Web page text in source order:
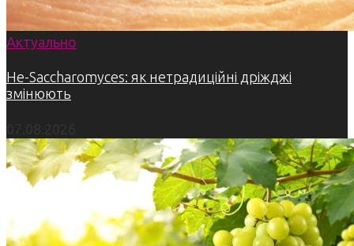
Актуально
Не-Saccharomyces: як нетрадиційні дріжджі
змінюють